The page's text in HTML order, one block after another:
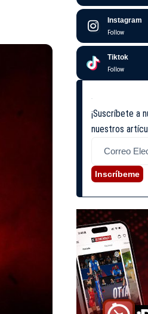
Instagram
Follow
Tiktok
Follow
¡Suscríbete a
nuestros
Inscríbeme